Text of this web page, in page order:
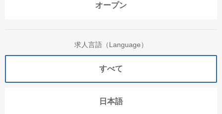
オープン
求人言語（Language）
すべて
日本語